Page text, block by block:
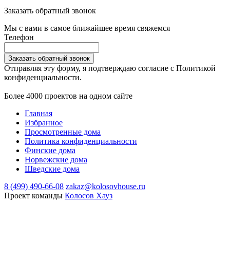
Заказать обратный звонок
Мы с вами в самое ближайшее время свяжемся
Телефон
Заказать обратный звонок
Отправляя эту форму, я подтверждаю согласие с Политикой
конфиденциальности.
Более 4000 проектов на одном сайте
Главная
Избранное
Просмотренные дома
Политика конфиденциальности
Финские дома
Норвежские дома
Шведские дома
8 (499) 490-66-08 zakaz@kolosovhouse.ru
Проект команды Колосов Хауз